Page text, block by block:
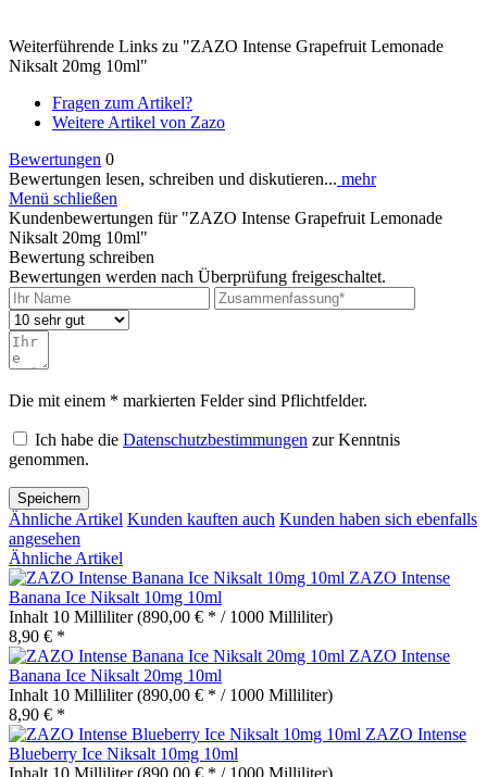
Weiterführende Links zu "ZAZO Intense Grapefruit Lemonade
Niksalt 20mg 10ml"
Fragen zum Artikel?
Weitere Artikel von Zazo
Bewertungen 0
Bewertungen lesen, schreiben und diskutieren... mehr
Menü schließen
Kundenbewertungen für "ZAZO Intense Grapefruit Lemonade
Niksalt 20mg 10ml"
Bewertung schreiben
Bewertungen werden nach Überprüfung freigeschaltet.
Die mit einem * markierten Felder sind Pflichtfelder.
Ich habe die Datenschutzbestimmungen zur Kenntnis
genommen.
Speichern
Ähnliche Artikel Kunden kauften auch Kunden haben sich ebenfalls
angesehen
Ähnliche Artikel
ZAZO Intense
Banana Ice Niksalt 10mg 10ml
Inhalt 10 Milliliter(890,00 € * / 1000 Milliliter)
8,90 € *
ZAZO Intense
Banana Ice Niksalt 20mg 10ml
Inhalt 10 Milliliter(890,00 € * / 1000 Milliliter)
8,90 € *
ZAZO Intense
Blueberry Ice Niksalt 10mg 10ml
Inhalt 10 Milliliter(890,00 € * / 1000 Milliliter)